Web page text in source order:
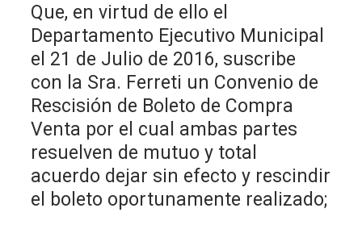
Que, en virtud de ello el
Departamento Ejecutivo Municipal
el 21 de Julio de 2016, suscribe
con la Sra. Ferreti un Convenio de
Rescisión de Boleto de Compra
Venta por el cual ambas partes
resuelven de mutuo y total
acuerdo dejar sin efecto y rescindir
el boleto oportunamente realizado;